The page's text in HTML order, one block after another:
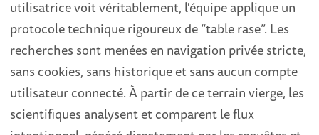
utilisatrice voit véritablement, l'équipe applique un
protocole technique rigoureux de “table rase”. Les
recherches sont menées en navigation privée stricte,
sans cookies, sans historique et sans aucun compte
utilisateur connecté. À partir de ce terrain vierge, les
scientifiques analysent et comparent le flux